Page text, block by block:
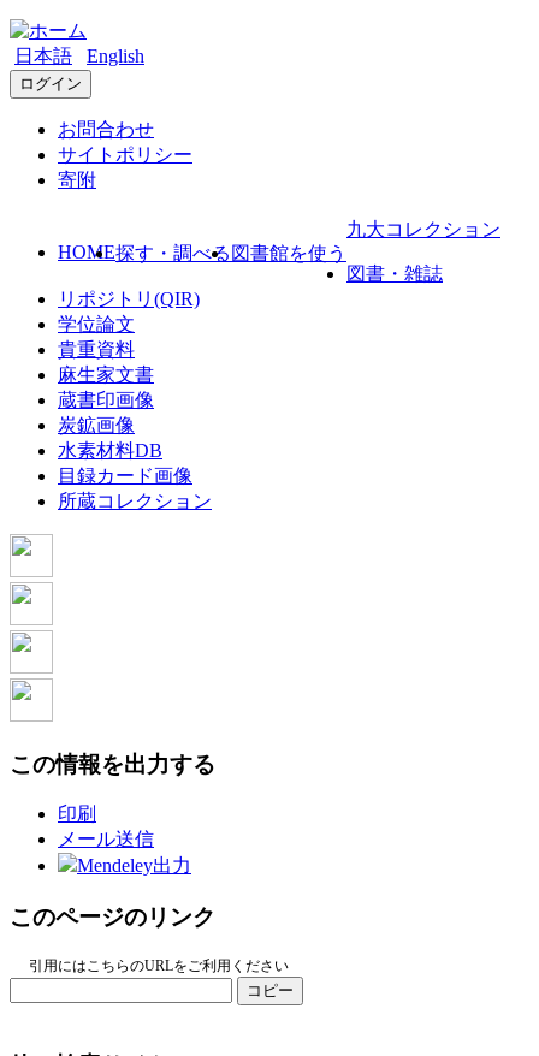
日本語 English
ログイン
お問合わせ
サイトポリシー
寄附
HOME探す・調べる 図書館を使う
九大コレクション
図書・雑誌
リポジトリ(QIR)
学位論文
貴重資料
麻生家文書
蔵書印画像
炭鉱画像
水素材料DB
目録カード画像
所蔵コレクション
この情報を出力する
印刷
メール送信
Mendeley出力
このページのリンク
引用にはこちらのURLをご利用ください
コピー